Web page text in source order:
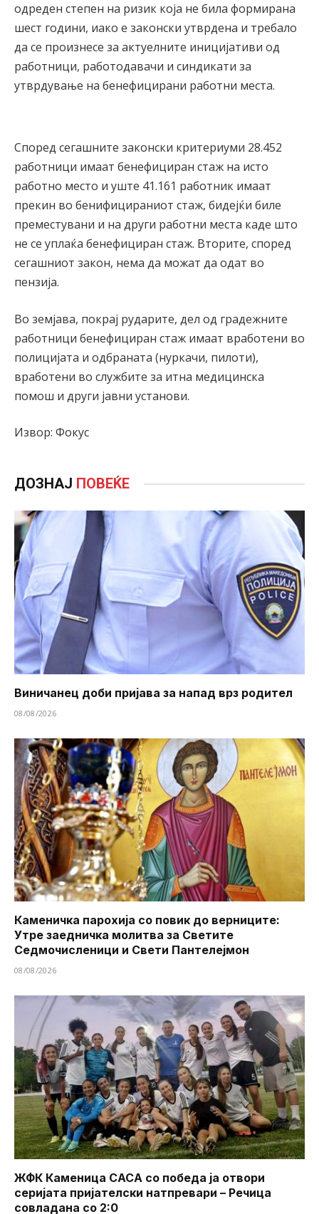
одреден степен на ризик која не била формирана
шест години, иако е законски утврдена и требало
да се произнесе за актуелните иницијативи од
работници, работодавачи и синдикати за
утврдување на бенeфицирани работни места.
Според сегашните законски критериуми 28.452
работници имаат бенeфициран стаж на исто
работно место и уште 41.161 работник имаат
прекин во бенифицираниот стаж, бидејќи биле
преместувани и на други работни места каде што
не се уплаќа бенeфициран стаж. Вторите, според
сегашниот закон, нема да можат да одат во
пензија.
Во земјава, покрај рударите, дел од градежните
работници бенeфициран стаж имаат вработени во
полицијата и одбраната (нуркачи, пилоти),
вработени во службите за итна медицинска
помош и други јавни установи.
Извор: Фокус
ДОЗНАЈ ПОВЕЌЕ
Виничанец доби пријава за напад врз родител
08/08/2026
Каменичка парохија со повик до верниците:
Утре заедничка молитва за Светите
Седмочисленици и Свети Пантелејмон
08/08/2026
ЖФК Каменица САСА со победа ја отвори
серијата пријателски натпревари – Речица
совладана со 2:0